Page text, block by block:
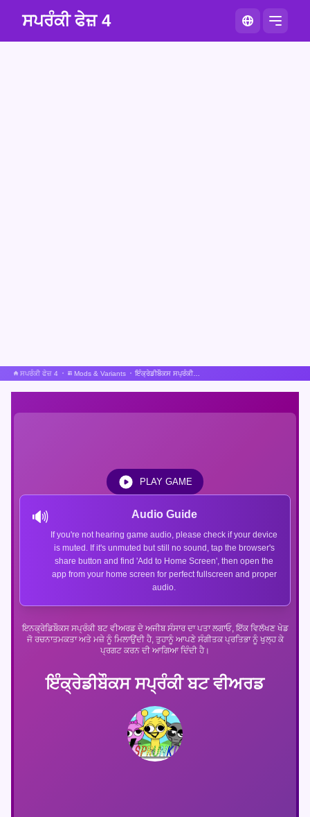
ਸਪਰੰਕੀ ਫੇਜ਼ 4
ਸਪਰੰਕੀ ਫੇਜ਼ 4 Mods & Variants
ਇੰਕ੍ਰੇਡੀਬੌਕਸ ਸਪ੍ਰੰਕੀ ਬਟ ਵੀਅਰਡ
ਇਨਕ੍ਰੇਡਿਬੌਕਸ ਸਪ੍ਰੰਕੀ ਬਟ ਵੀਅਰਡ ਦੇ ਅਜੀਬ ਸੰਸਾਰ ਦਾ ਪਤਾ ਲਗਾਓ, ਇੱਕ ਵਿਲੱਖਣ ਖੇਡ
ਜੋ ਰਚਨਾਤਮਕਤਾ ਅਤੇ ਮਜ਼ੇ ਨੂੰ ਮਿਲਾਉਂਦੀ ਹੈ, ਤੁਹਾਨੂੰ ਆਪਣੇ ਸੰਗੀਤਕ ਪ੍ਰਤਿਭਾ ਨੂੰ ਖੁਲ੍ਹ ਕੇ
ਪ੍ਰਗਟ ਕਰਨ ਦੀ ਆਗਿਆ ਦਿੰਦੀ ਹੈ।
🔊 Audio Guide
If you're not hearing game audio, please check if your device
is muted. If it's unmuted but still no sound, tap the browser's
share button and find 'Add to Home Screen', then open the
app from your home screen for perfect fullscreen and proper
audio.
PLAY GAME